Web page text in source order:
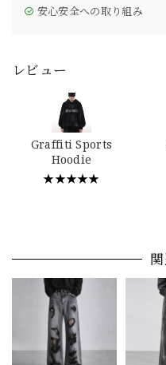
安心安全への取り組み
レビュー
Graffiti Sports
Hoodie
★★★★★